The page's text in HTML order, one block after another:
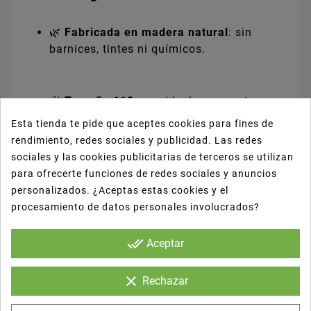
🌿 Fabricada en madera natural: sin
barnices, tintes ni químicos.
🍨Tamaño 110 mm: ideal para postres,
helados y degustaciones.
♻️Biodegradable y compostable :
alternativa ecológica al plástico.
Resistente y funcional
se astilla fácilmente.
Esta tienda te pide que aceptes cookies para fines de
rendimiento, redes sociales y publicidad. Las redes
sociales y las cookies publicitarias de terceros se utilizan
para ofrecerte funciones de redes sociales y anuncios
personalizados. ¿Aceptas estas cookies y el
procesamiento de datos personales involucrados?
done_all Aceptar
clear Rechazar